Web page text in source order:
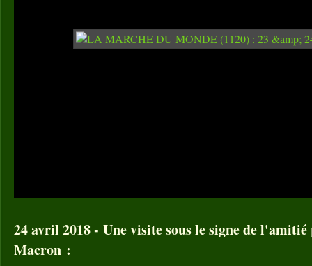
24 avril 2018 - Une visite sous le signe de
Macron :